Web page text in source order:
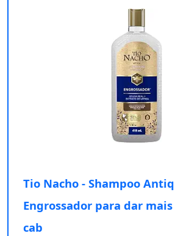
Tio Nacho - Shampoo
Engrossador para dar
cab